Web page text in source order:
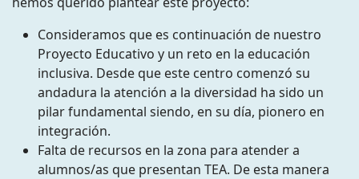
Consideramos que es continuación de nuestro
Proyecto Educativo y un reto en la educación
inclusiva. Desde que este centro comenzó su
andadura la atención a la diversidad ha sido un
pilar fundamental siendo, en su día, pionero en
integración.
Falta de recursos en la zona para atender a
alumnos/as que presentan TEA. De esta manera